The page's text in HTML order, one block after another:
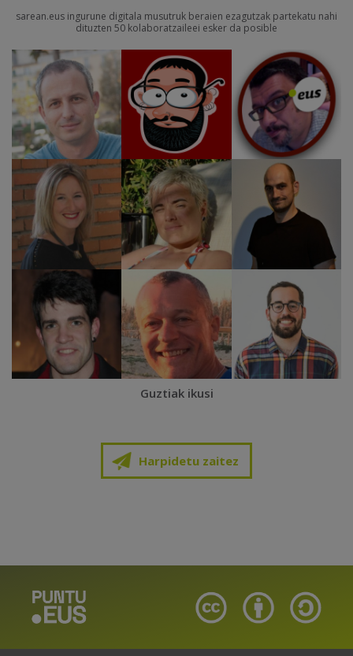
sarean.eus ingurune digitala musutruk beraien ezagutzak partekatu nahi
dituzten 50 kolaboratzaileei esker da posible
Guztiak ikusi
Harpidetu zaitez